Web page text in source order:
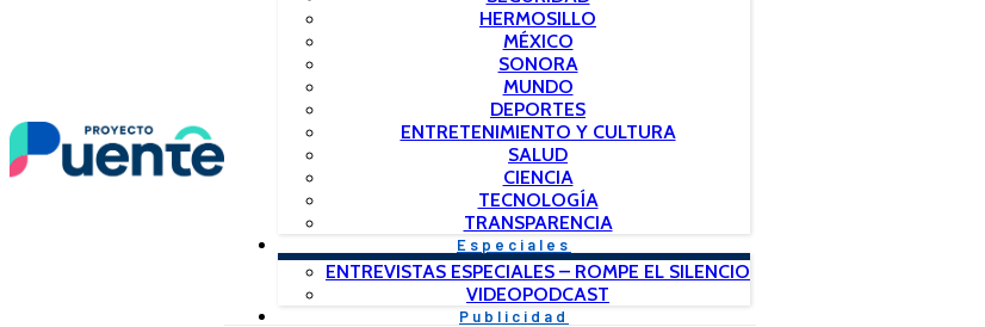
HERMOSILLO
MÉXICO
SONORA
MUNDO
DEPORTES
ENTRETENIMIENTO Y CULTURA
SALUD
CIENCIA
TECNOLOGÍA
TRANSPARENCIA
Especiales
ENTREVISTAS ESPECIALES – ROMPE EL SILENCIO
VIDEOPODCAST
Publicidad